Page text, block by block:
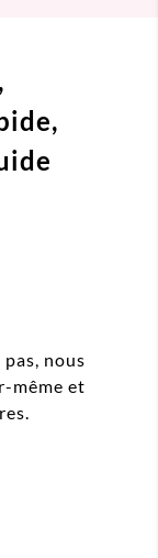
nous
même et